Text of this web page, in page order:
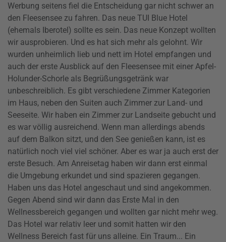
Werbung seitens fiel die Entscheidung gar nicht schwer an
den Fleesensee zu fahren. Das neue TUI Blue Hotel
(ehemals Iberotel) sollte es sein. Das neue Konzept wollten
wir ausprobieren. Und es hat sich mehr als gelohnt. Wir
wurden unheimlich lieb und nett im Hotel empfangen und
auch der erste Ausblick auf den Fleesensee mit einer Apfel-
Holunder-Schorle als Begrüßungsgetränk war
unbeschreiblich. Es gibt verschiedene Zimmer Kategorien
im Haus, neben den Suiten auch Zimmer zur Land- und
Seeseite. Wir haben ein Zimmer zur Landseite gebucht und
es war völlig ausreichend. Wenn man allerdings abends
auf dem Balkon sitzt, und den See genießen kann, ist es
natürlich noch viel viel schöner. Aber es war ja auch erst der
erste Besuch. Am Anreisetag haben wir dann erst einmal
die Umgebung erkundet und sind spazieren gegangen.
Haben uns das Hotel angeschaut und sind angekommen.
Gegen Abend sind wir dann das Erste Mal in den
Wellnessbereich gegangen und wollten gar nicht mehr weg.
Das Hotel war relativ leer und somit hatten wir den
Wellness Bereich fast für uns alleine. Ein Traum... Ein